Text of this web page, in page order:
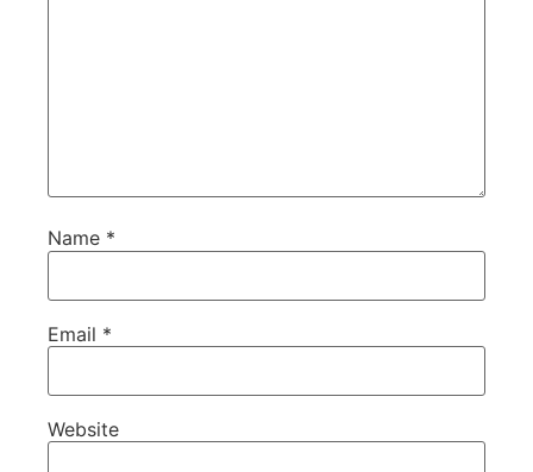
Name *
Email *
Website